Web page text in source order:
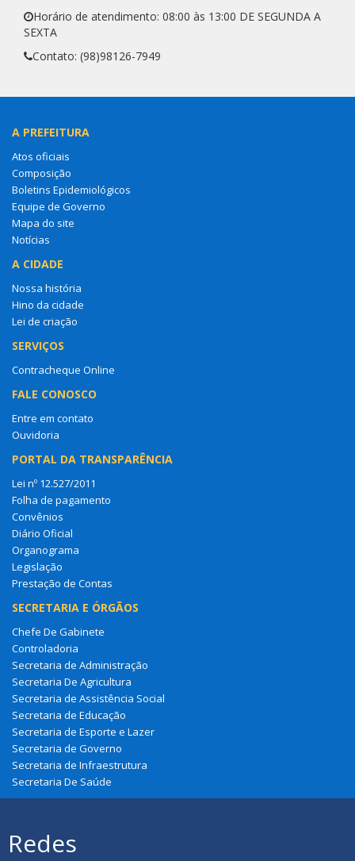
Horário de atendimento: 08:00 às 13:00 DE SEGUNDA A
SEXTA
Contato: (98)98126-7949
A PREFEITURA
Atos oficiais
Composição
Boletins Epidemiológicos
Equipe de Governo
Mapa do site
Notícias
A CIDADE
Nossa história
Hino da cidade
Lei de criação
SERVIÇOS
Contracheque Online
FALE CONOSCO
Entre em contato
Ouvidoria
PORTAL DA TRANSPARÊNCIA
Lei nº 12.527/2011
Folha de pagamento
Convênios
Diário Oficial
Organograma
Legislação
Prestação de Contas
SECRETARIA E ÓRGÃOS
Chefe De Gabinete
Controladoria
Secretaria de Administração
Secretaria De Agricultura
Secretaria de Assistência Social
Secretaria de Educação
Secretaria de Esporte e Lazer
Secretaria de Governo
Secretaria de Infraestrutura
Secretaria De Saúde
Redes